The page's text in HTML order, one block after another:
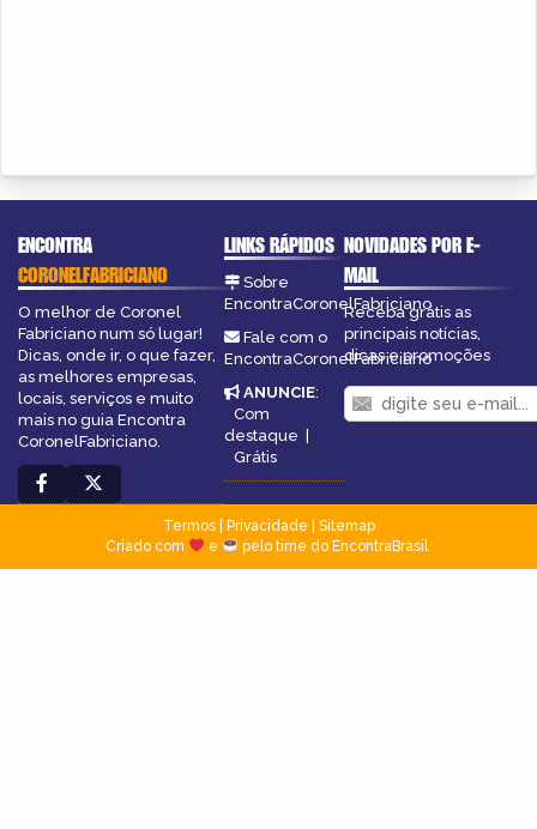
ENCONTRA
CORONELFABRICIANO
O melhor de Coronel
Fabriciano num só lugar!
Dicas, onde ir, o que fazer,
as melhores empresas,
locais, serviços e muito
mais no guia Encontra
CoronelFabriciano.
LINKS RÁPIDOS
Sobre
EncontraCoronelFabriciano
Fale com o
EncontraCoronelFabriciano
ANUNCIE:
Com
destaque
Grátis
NOVIDADES POR E-
MAIL
Receba grátis as
principais notícias,
dicas e promoções
Termos| Privacidade
Sitemap
Criado com
e pelo time do EncontraBrasil